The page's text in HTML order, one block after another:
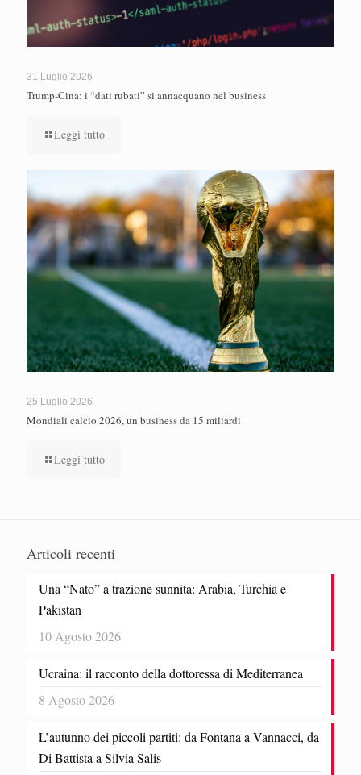
31 Luglio 2026
Trump-Cina: i “dati rubati” si annacquano nel business
Leggi tutto
25 Luglio 2026
Mondiali calcio 2026, un business da 15 miliardi
Leggi tutto
Articoli recenti
Una “Nato” a trazione sunnita: Arabia, Turchia e
Pakistan
10 Agosto 2026
Ucraina: il racconto della dottoressa di Mediterranea
8 Agosto 2026
L’autunno dei piccoli partiti: da Fontana a Vannacci, da
Di Battista a Silvia Salis